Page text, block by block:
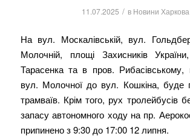
11.07.2025 / в Новини Харкова
На вул. Москалівській, вул.
Молочній, площі Захисників
Тарасенка та в пров. Рибасівському,
вул. Молочної до вул. Кошкіна, буде
трамваїв. Крім того, рух тролейбусів
запасу автономного ходу на пр.
припинено з 9:30 до 17:00 12 липня.